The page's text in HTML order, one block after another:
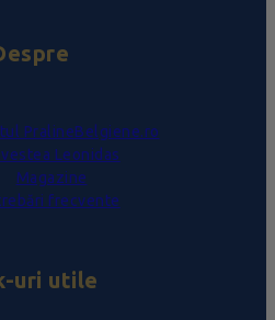
PralineBelgiene.ro
Leonidas
Magazine
frecvente
uri utile